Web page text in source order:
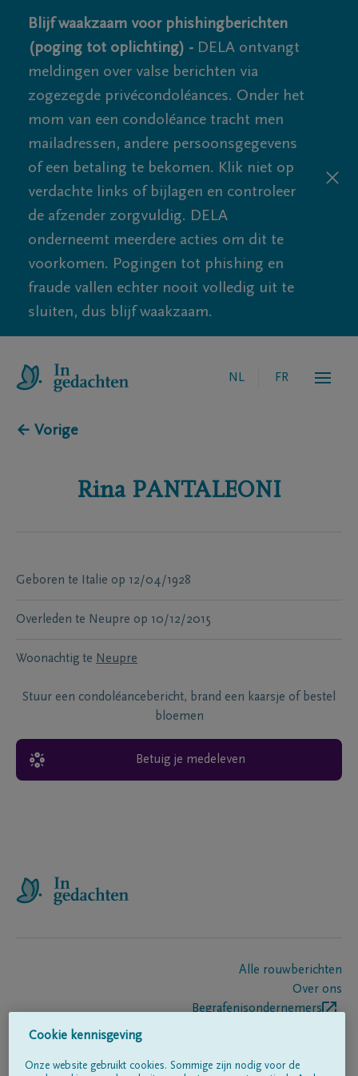
Blijf waakzaam voor phishingberichten
(poging tot oplichting) - DELA ontvangt
meldingen over valse berichten via
zogezegde privécondoléances. Onder het
mom van een condoléance tracht men
mailadressen, andere persoonsgegevens
of een betaling te bekomen. Klik niet op
verdachte links of bijlagen en controleer
de afzender zorgvuldig. DELA
onderneemt meerdere acties om dit te
voorkomen. Pogingen tot phishing en
fraude vallen echter nooit volledig uit te
sluiten, dus blijf waakzaam.
NL FR
← Vorige
Rina PANTALEONI
Geboren te Italie op 12/04/1928
Overleden te Neupre op 10/12/2015
Woonachtig te Neupre
Stuur een condoléancebericht, brand een kaarsje of bestel
bloemen
Betuig je medeleven
Alle rouwberichten
Over ons
Begrafenisondernemers
Cookie kennisgeving
Onze website gebruikt cookies. Sommige zijn nodig voor de